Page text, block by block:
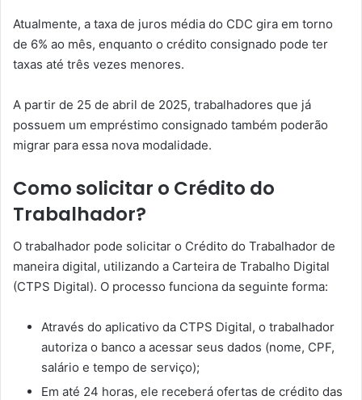
Atualmente, a taxa de juros média do CDC gira em torno
de 6% ao mês, enquanto o crédito consignado pode ter
taxas até três vezes menores.
A partir de 25 de abril de 2025, trabalhadores que já
possuem um empréstimo consignado também poderão
migrar para essa nova modalidade.
Como solicitar o Crédito do
Trabalhador?
O trabalhador pode solicitar o Crédito do Trabalhador de
maneira digital, utilizando a Carteira de Trabalho Digital
(CTPS Digital). O processo funciona da seguinte forma:
Através do aplicativo da CTPS Digital, o trabalhador
autoriza o banco a acessar seus dados (nome, CPF,
salário e tempo de serviço);
Em até 24 horas, ele receberá ofertas de crédito das